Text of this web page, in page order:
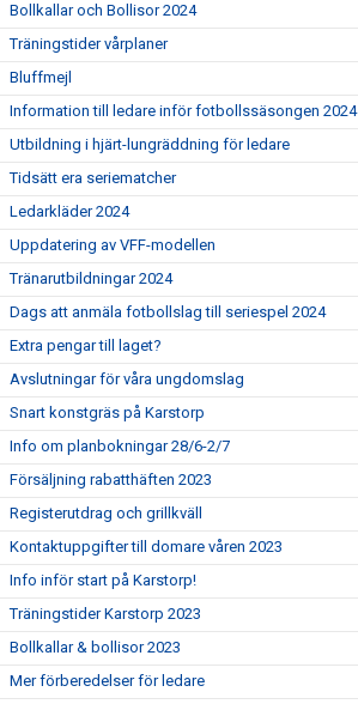
Bollkallar och Bollisor 2024
Träningstider vårplaner
Bluffmejl
Information till ledare inför fotbollssäsongen 2024
Utbildning i hjärt-lungräddning för ledare
Tidsätt era seriematcher
Ledarkläder 2024
Uppdatering av VFF-modellen
Tränarutbildningar 2024
Dags att anmäla fotbollslag till seriespel 2024
Extra pengar till laget?
Avslutningar för våra ungdomslag
Snart konstgräs på Karstorp
Info om planbokningar 28/6-2/7
Försäljning rabatthäften 2023
Registerutdrag och grillkväll
Kontaktuppgifter till domare våren 2023
Info inför start på Karstorp!
Träningstider Karstorp 2023
Bollkallar & bollisor 2023
Mer förberedelser för ledare